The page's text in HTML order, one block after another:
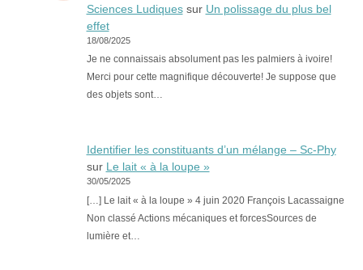
Sciences Ludiquessur Un polissage du plus bel
effet
18/08/2025
Je ne connaissais absolument pas les palmiers à ivoire!
Merci pour cette magnifique découverte! Je suppose que
des objets sont…
Identifier les constituants d’un mélange – Sc-Phy
sur Le lait « à la loupe »
30/05/2025
[…] Le lait « à la loupe » 4 juin 2020 François Lacassaigne
Non classé Actions mécaniques et forcesSources de
lumière et…